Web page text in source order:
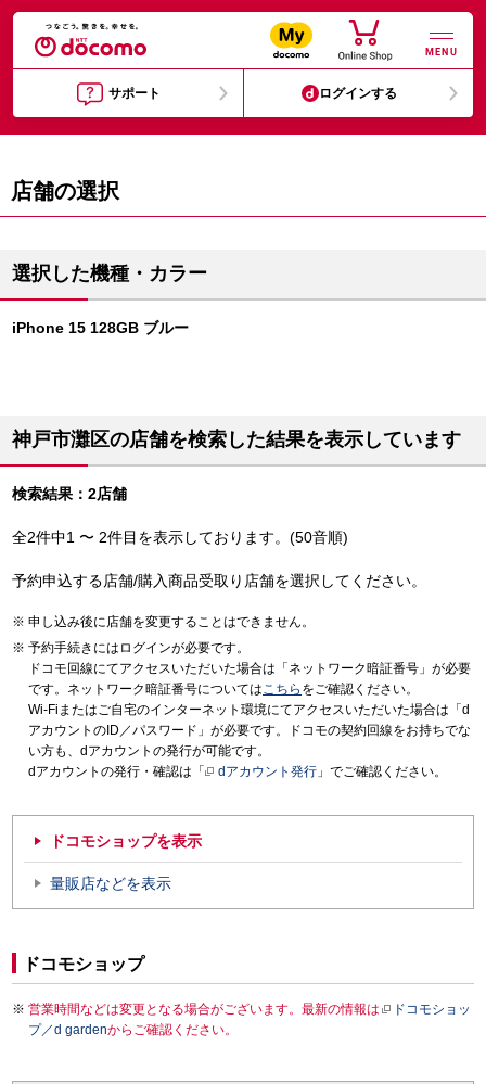
MENU
サポート ログインする
店舗の選択
選択した機種・カラー
iPhone 15 128GB ブルー
神戸市灘区の店舗を検索した結果を表示しています
検索結果：2店舗
全2件中1 〜 2件目を表示しております。(50音順)
予約申込する店舗/購入商品受取り店舗を選択してください。
申し込み後に店舗を変更することはできません。
予約手続きにはログインが必要です。
ドコモ回線にてアクセスいただいた場合は「ネットワーク暗証番号」が必要
です。ネットワーク暗証番号についてはこちら をご確認ください。
Wi-Fiまたはご自宅のインターネット環境にてアクセスいただいた場合は「d
アカウントのID／パスワード」が必要です。ドコモの契約回線をお持ちでな
い方も、dアカウントの発行が可能です。
dアカウントの発行・確認は「
dアカウント発行 」でご確認ください。
ドコモショップを表示
量販店などを表示
ドコモショップ
営業時間などは変更となる場合がございます。最新の情報は
ドコモショッ
プ／d gardenからご確認ください。